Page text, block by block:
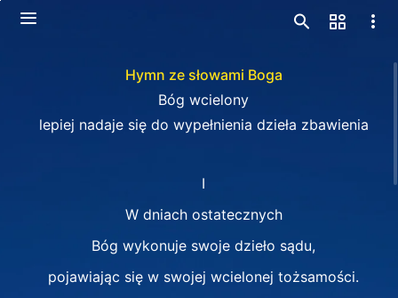
Hymn ze słowami Boga
Bóg wcielony
lepiej nadaje się do wypełnienia dzieła zbawienia
I
W dniach ostatecznych
Bóg wykonuje swoje dzieło sądu,
pojawiając się w swojej wcielonej tożsamości.